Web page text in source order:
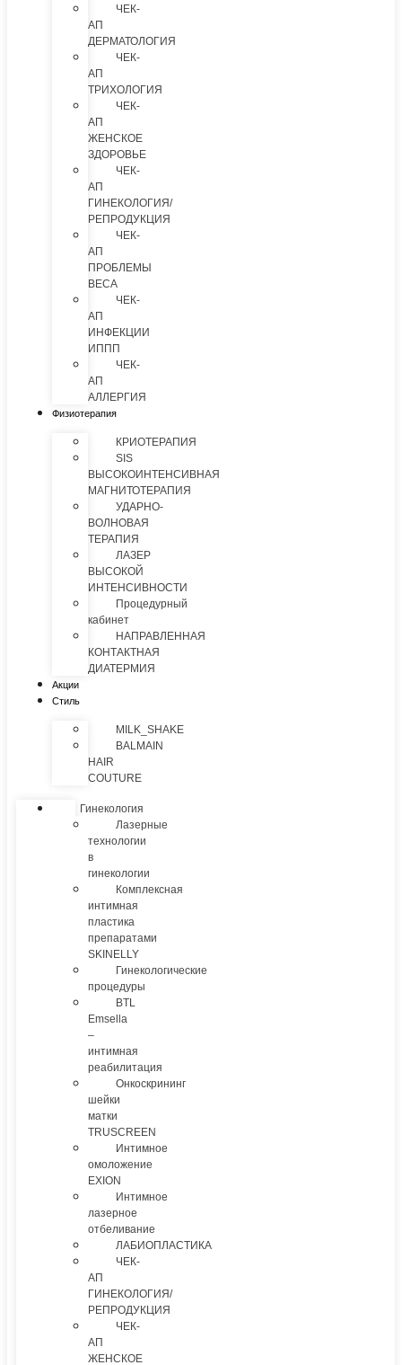
ЧЕК-
АП
ДЕРМАТОЛОГИЯ
ЧЕК-
АП
ТРИХОЛОГИЯ
ЧЕК-
АП
ЖЕНСКОЕ
ЗДОРОВЬЕ
ЧЕК-
АП
ГИНЕКОЛОГИЯ/
РЕПРОДУКЦИЯ
ЧЕК-
АП
ПРОБЛЕМЫ
ВЕСА
ЧЕК-
АП
ИНФЕКЦИИ
ИППП
ЧЕК-
АП
АЛЛЕРГИЯ
Физиотерапия
КРИОТЕРАПИЯ
SIS
ВЫСОКОИНТЕНСИВНАЯ
МАГНИТОТЕРАПИЯ
УДАРНО-
ВОЛНОВАЯ
ТЕРАПИЯ
ЛАЗЕР
ВЫСОКОЙ
ИНТЕНСИВНОСТИ
Процедурный
кабинет
НАПРАВЛЕННАЯ
КОНТАКТНАЯ
ДИАТЕРМИЯ
Акции
Стиль
MILK_SHAKE
BALMAIN
HAIR
COUTURE
Гинекология
Лазерные
технологии
в
гинекологии
Комплексная
интимная
пластика
препаратами
SKINELLY
Гинекологические
процедуры
BTL
Emsella
–
интимная
реабилитация
Онкоскрининг
шейки
матки
TRUSCREEN
Интимное
омоложение
EXION
Интимное
лазерное
отбеливание
ЛАБИОПЛАСТИКА
ЧЕК-
АП
ГИНЕКОЛОГИЯ/
РЕПРОДУКЦИЯ
ЧЕК-
АП
ЖЕНСКОЕ